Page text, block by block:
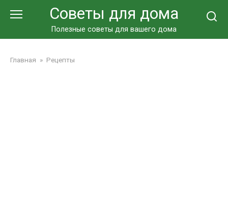
Советы для дома
Полезные советы для вашего дома
Главная » Рецепты